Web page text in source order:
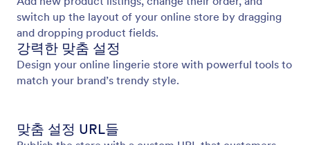
switch up the layout of your online store by dragging
and dropping product fields.
강력한 맞춤 설정
Design your online lingerie store with powerful tools to
match your brand’s trendy style.
맞춤 설정 URL들